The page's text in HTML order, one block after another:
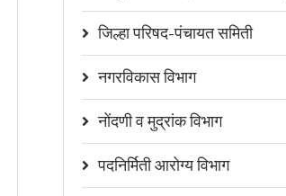
जिल्हा परिषद-पंचायत समिती
नगरविकास विभाग
नोंदणी व मुद्रांक विभाग
पदनिर्मिती आरोग्य विभाग